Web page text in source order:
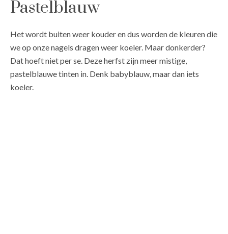
Pastelblauw
Het wordt buiten weer kouder en dus worden de kleuren die
we op onze nagels dragen weer koeler. Maar donkerder?
Dat hoeft niet per se. Deze herfst zijn meer mistige,
pastelblauwe tinten in. Denk babyblauw, maar dan iets
koeler.